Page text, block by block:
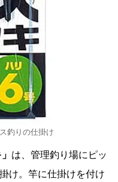
釣りの仕掛け
は、管理釣り場にピッ
け。竿に仕掛けを付け